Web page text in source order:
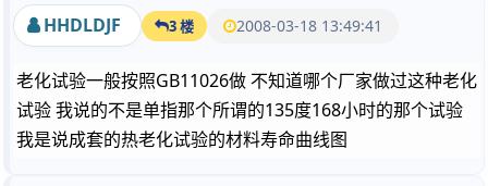
HHDLDJF 3 楼 2008-03-18 13:49:41
老化试验一般按照GB11026做 不知道哪个厂家做过这种老化
试验 我说的不是单指那个所谓的135度168小时的那个试验
我是说成套的热老化试验的材料寿命曲线图